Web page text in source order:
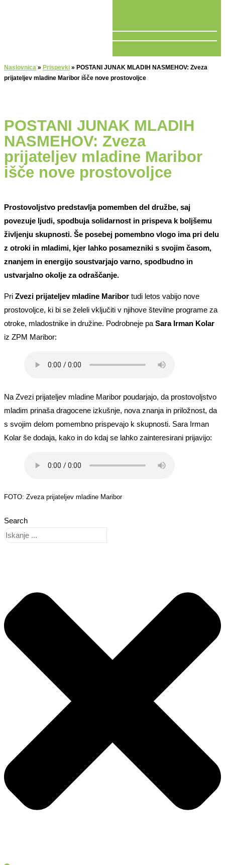
Naslovnica » Prispevki » POSTANI JUNAK MLADIH NASMEHOV: Zveza
prijateljev mladine Maribor išče nove prostovoljce
POSTANI JUNAK MLADIH
NASMEHOV: Zveza
prijateljev mladine Maribor
išče nove prostovoljce
Prostovoljstvo predstavlja pomemben del družbe, saj
povezuje ljudi, spodbuja solidarnost in prispeva k boljšemu
življenju skupnosti. Še posebej pomembno vlogo ima pri delu
z otroki in mladimi, kjer lahko posamezniki s svojim časom,
znanjem in energijo soustvarjajo varno, spodbudno in
ustvarjalno okolje za odraščanje.
Pri Zvezi prijateljev mladine Maribor tudi letos vabijo nove
prostovoljce, ki bi se želeli vključiti v njihove številne programe za
otroke, mladostnike in družine. Podrobneje pa Sara Irman Kolar
iz ZPM Maribor:
Na Zvezi prijateljev mladine Maribor poudarjajo, da prostovoljstvo
mladim prinaša dragocene izkušnje, nova znanja in priložnost, da
s svojim delom pomembno prispevajo k skupnosti. Sara Irman
Kolar še dodaja, kako in do kdaj se lahko zainteresirani prijavijo:
FOTO: Zveza prijateljev mladine Maribor
Search